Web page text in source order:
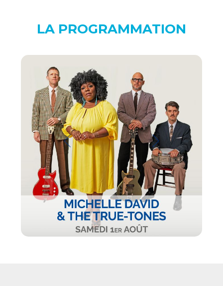
LA PROGRAMMATION
Previous Next